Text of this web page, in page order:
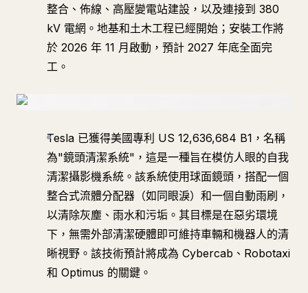
整合、佈線、高壓變電站建設，以及連接到 380
kV 電網。地基和土木工程已經開始；安裝工作將
於 2026 年 11 月啟動，預計 2027 年底全面完
工。
Tesla 已獲得美國專利 US 12,636,684 B1，名稱
為"鏡頭清潔系統"，這是一種旨在模仿人眼的自我
清潔攝影機系統。該系統使用球面鏡頭，搭配一個
整合式流體分配器（如同眼淚）和一個自動雨刷，
以清除灰塵、雨水和污垢。其目標是在惡劣環境
下，無需外部清潔硬體即可維持車輛和機器人的清
晰視野。該技術預計將成為 Cybercab、Robotaxi
和 Optimus 的關鍵。